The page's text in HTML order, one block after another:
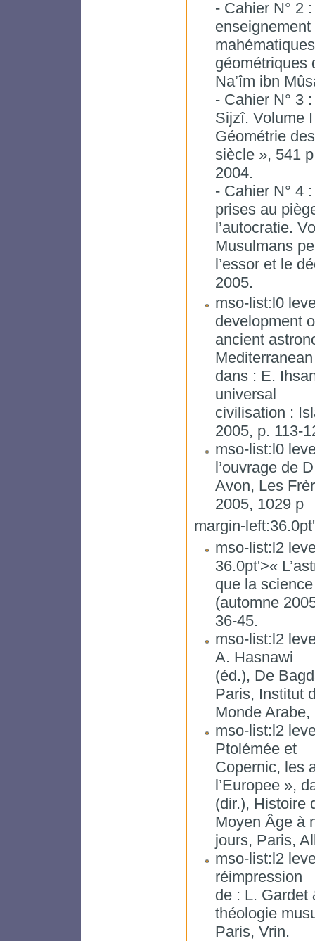
- Cahier N° 2
enseignement
géométriques
Na’îm ibn
- Cahier N° 3
Sijzî. Volume
Géométrie
siècle », 541
2004.
- Cahier N° 4
prises au
l’autocratie.
Musulmans
l’essor et le
2005.
mso-list:l0
development
ancient
dans : E.
universal
civilisation :
2005, p. 113-
mso-list:l0
l’ouvrage de
Avon, Les
2005, 1029 p
margin-
mso-list:l2
36.0pt'>«
que la
(automne
36-45.
mso-list:l2
A. Hasnawi
(éd.), De
Paris, Institut
Monde Arabe,
mso-list:l2
Ptolémée et
Copernic, les
l’Europee »,
(dir.), Histoire
Moyen Âge à
jours, Paris,
mso-list:l2
réimpression
de : L. Gardet
théologie
Paris, Vrin.